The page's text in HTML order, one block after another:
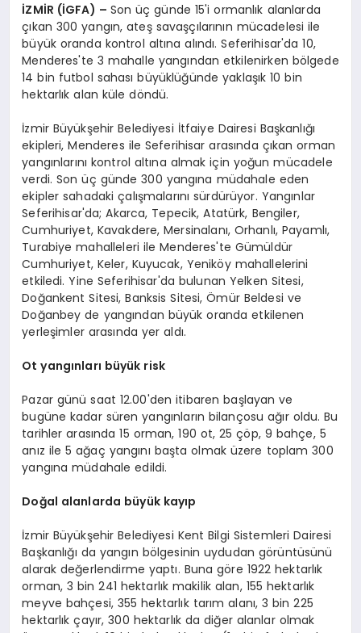
İZMİR (İGFA) – Son üç günde 15'i ormanlık alanlarda
çıkan 300 yangın, ateş savaşçılarının mücadelesi ile
büyük oranda kontrol altına alındı. Seferihisar'da 10,
Menderes'te 3 mahalle yangından etkilenirken bölgede
14 bin futbol sahası büyüklüğünde yaklaşık 10 bin
hektarlık alan küle döndü.
İzmir Büyükşehir Belediyesi İtfaiye Dairesi Başkanlığı
ekipleri, Menderes ile Seferihisar arasında çıkan orman
yangınlarını kontrol altına almak için yoğun mücadele
verdi. Son üç günde 300 yangına müdahale eden
ekipler sahadaki çalışmalarını sürdürüyor. Yangınlar
Seferihisar'da; Akarca, Tepecik, Atatürk, Bengiler,
Cumhuriyet, Kavakdere, Mersinalanı, Orhanlı, Payamlı,
Turabiye mahalleleri ile Menderes'te Gümüldür
Cumhuriyet, Keler, Kuyucak, Yeniköy mahallelerini
etkiledi. Yine Seferihisar'da bulunan Yelken Sitesi,
Doğankent Sitesi, Banksis Sitesi, Ömür Beldesi ve
Doğanbey de yangından büyük oranda etkilenen
yerleşimler arasında yer aldı.
Ot yangınları büyük risk
Pazar günü saat 12.00'den itibaren başlayan ve
bugüne kadar süren yangınların bilançosu ağır oldu. Bu
tarihler arasında 15 orman, 190 ot, 25 çöp, 9 bahçe, 5
anız ile 5 ağaç yangını başta olmak üzere toplam 300
yangına müdahale edildi.
Doğal alanlarda büyük kayıp
İzmir Büyükşehir Belediyesi Kent Bilgi Sistemleri Dairesi
Başkanlığı da yangın bölgesinin uydudan görüntüsünü
alarak değerlendirme yaptı. Buna göre 1922 hektarlık
orman, 3 bin 241 hektarlık makilik alan, 155 hektarlık
meyve bahçesi, 355 hektarlık tarım alanı, 3 bin 225
hektarlık çayır, 300 hektarlık da diğer alanlar olmak